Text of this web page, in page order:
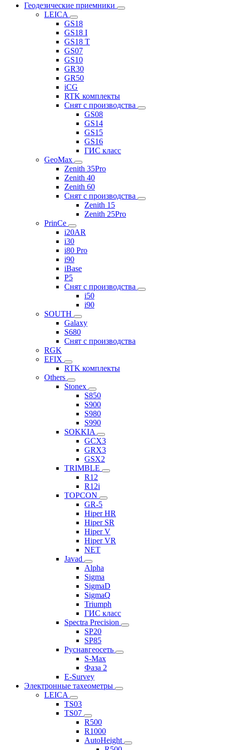
Геодезические приемники
LEICA
GS18
GS18 I
GS18 T
GS07
GS10
GR30
GR50
iCG
RTK комплекты
Снят с производства
GS08
GS14
GS15
GS16
ГИС класс
GeoMax
Zenith 35Pro
Zenith 40
Zenith 60
Снят с производства
Zenith 15
Zenith 25Pro
PrinCe
i20AR
i30
i80 Pro
i90
iBase
P5
Снят с производства
i50
i90
SOUTH
Galaxy
S680
Снят с производства
RGK
EFIX
RTK комплекты
Others
Stonex
S850
S900
S980
S990
SOKKIA
GCX3
GRX3
GSX2
TRIMBLE
R12
R12i
TOPCON
GR-5
Hiper HR
Hiper SR
Hiper V
Hiper VR
NET
Javad
Alpha
Sigma
SigmaD
SigmaQ
Triumph
ГИС класс
Spectra Precision
SP20
SP85
Руснавгеосеть
S-Max
Фаза 2
E-Survey
Электронные тахеометры
LEICA
TS03
TS07
R500
R1000
AutoHeight